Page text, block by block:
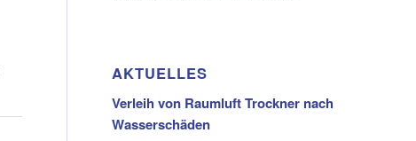
AKTUELLES
Verleih von Raumluft Trockner nach
Wasserschäden